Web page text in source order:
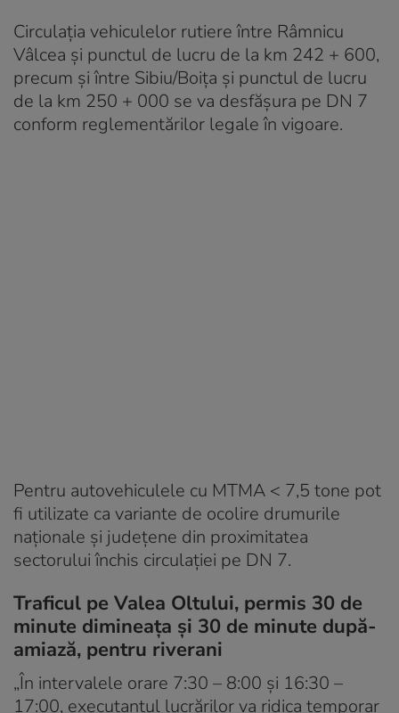
Circulaţia vehiculelor rutiere între Râmnicu
Vâlcea şi punctul de lucru de la km 242 + 600,
precum şi între Sibiu/Boiţa şi punctul de lucru
de la km 250 + 000 se va desfăşura pe DN 7
conform reglementărilor legale în vigoare.
Pentru autovehiculele cu MTMA < 7,5 tone pot
fi utilizate ca variante de ocolire drumurile
naţionale şi judeţene din proximitatea
sectorului închis circulaţiei pe DN 7.
Traficul pe Valea Oltului, permis 30 de
minute dimineața și 30 de minute după-
amiază, pentru riverani
„În intervalele orare 7:30 – 8:00 şi 16:30 –
17:00, executantul lucrărilor va ridica temporar